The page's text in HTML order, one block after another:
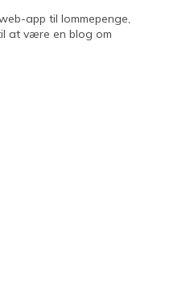
app til lommepenge,
at være en blog om